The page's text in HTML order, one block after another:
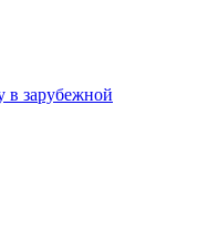
в зарубежной